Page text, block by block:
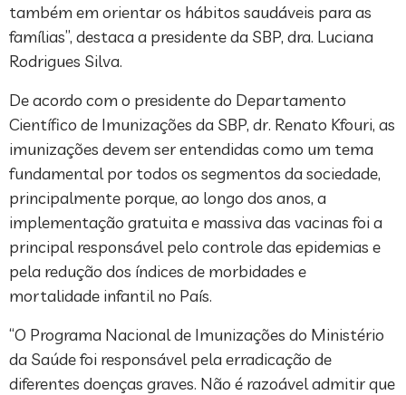
também em orientar os hábitos saudáveis para as
famílias”, destaca a presidente da SBP, dra. Luciana
Rodrigues Silva.
De acordo com o presidente do Departamento
Científico de Imunizações da SBP, dr. Renato Kfouri, as
imunizações devem ser entendidas como um tema
fundamental por todos os segmentos da sociedade,
principalmente porque, ao longo dos anos, a
implementação gratuita e massiva das vacinas foi a
principal responsável pelo controle das epidemias e
pela redução dos índices de morbidades e
mortalidade infantil no País.
“O Programa Nacional de Imunizações do Ministério
da Saúde foi responsável pela erradicação de
diferentes doenças graves. Não é razoável admitir que